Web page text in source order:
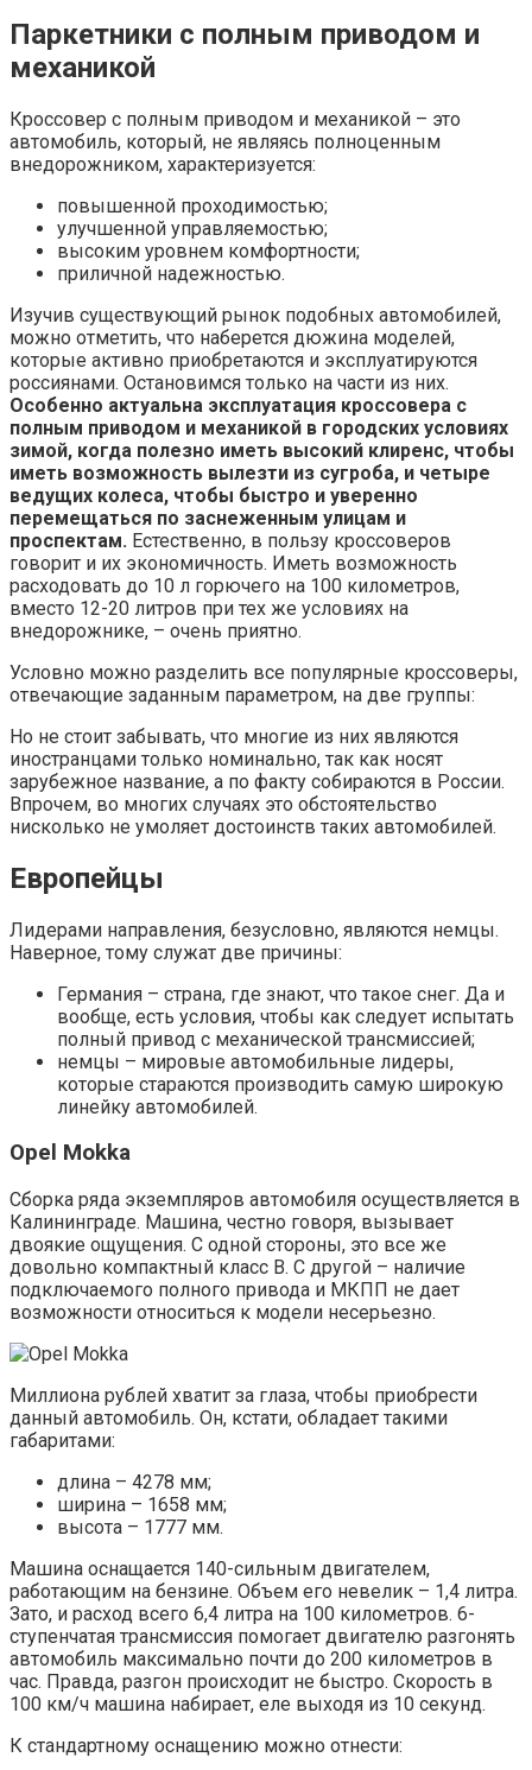
Паркетники с полным приводом и
механикой
Кроссовер с полным приводом и механикой – это
автомобиль, который, не являясь полноценным
внедорожником, характеризуется:
повышенной проходимостью;
улучшенной управляемостью;
высоким уровнем комфортности;
приличной надежностью.
Изучив существующий рынок подобных автомобилей,
можно отметить, что наберется дюжина моделей,
которые активно приобретаются и эксплуатируются
россиянами. Остановимся только на части из них.
Особенно актуальна эксплуатация кроссовера с
полным приводом и механикой в городских условиях
зимой, когда полезно иметь высокий клиренс, чтобы
иметь возможность вылезти из сугроба, и четыре
ведущих колеса, чтобы быстро и уверенно
перемещаться по заснеженным улицам и
проспектам. Естественно, в пользу кроссоверов
говорит и их экономичность. Иметь возможность
расходовать до 10 л горючего на 100 километров,
вместо 12-20 литров при тех же условиях на
внедорожнике, – очень приятно.
Условно можно разделить все популярные кроссоверы,
отвечающие заданным параметром, на две группы:
Но не стоит забывать, что многие из них являются
иностранцами только номинально, так как носят
зарубежное название, а по факту собираются в России.
Впрочем, во многих случаях это обстоятельство
нисколько не умоляет достоинств таких автомобилей.
Европейцы
Лидерами направления, безусловно, являются немцы.
Наверное, тому служат две причины:
Германия – страна, где знают, что такое снег. Да и
вообще, есть условия, чтобы как следует испытать
полный привод с механической трансмиссией;
немцы – мировые автомобильные лидеры,
которые стараются производить самую широкую
линейку автомобилей.
Opel Mokka
Сборка ряда экземпляров автомобиля осуществляется в
Калининграде. Машина, честно говоря, вызывает
двоякие ощущения. С одной стороны, это все же
довольно компактный класс B. С другой – наличие
подключаемого полного привода и МКПП не дает
возможности относиться к модели несерьезно.
Миллиона рублей хватит за глаза, чтобы приобрести
данный автомобиль. Он, кстати, обладает такими
габаритами:
длина – 4278 мм;
ширина – 1658 мм;
высота – 1777 мм.
Машина оснащается 140-сильным двигателем,
работающим на бензине. Объем его невелик – 1,4 литра.
Зато, и расход всего 6,4 литра на 100 километров. 6-
ступенчатая трансмиссия помогает двигателю разгонять
автомобиль максимально почти до 200 километров в
час. Правда, разгон происходит не быстро. Скорость в
100 км/ч машина набирает, еле выходя из 10 секунд.
К стандартному оснащению можно отнести: